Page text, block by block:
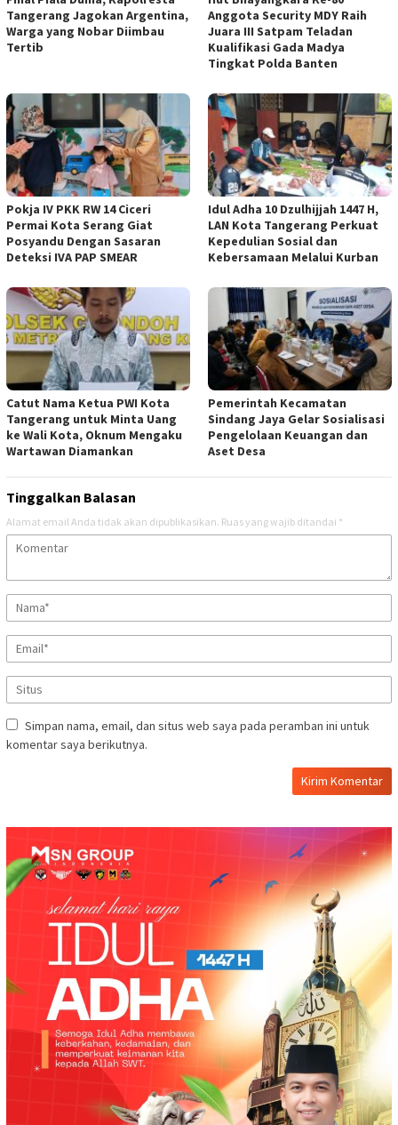
Tangerang Jagokan Argentina,
Warga yang Nobar Diimbau
Tertib
Anggota Security MDY Raih
Juara III Satpam Teladan
Kualifikasi Gada Madya
Tingkat Polda Banten
Pokja IV PKK RW 14 Ciceri
Permai Kota Serang Giat
Posyandu Dengan Sasaran
Deteksi IVA PAP SMEAR
Idul Adha 10 Dzulhijjah 1447 H,
LAN Kota Tangerang Perkuat
Kepedulian Sosial dan
Kebersamaan Melalui Kurban
Catut Nama Ketua PWI Kota
Tangerang untuk Minta Uang
ke Wali Kota, Oknum Mengaku
Wartawan Diamankan
Pemerintah Kecamatan
Sindang Jaya Gelar Sosialisasi
Pengelolaan Keuangan dan
Aset Desa
Tinggalkan Balasan
Alamat email Anda tidak akan dipublikasikan. Ruas yang wajib ditandai *
Simpan nama, email, dan situs web saya pada peramban ini untuk
komentar saya berikutnya.